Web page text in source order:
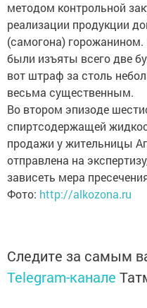
методом контрольной
реализации продукции
(самогона)
были изъяты всего две
вот штраф за столь
весьма существенным.
Во втором эпизоде
спиртсодержащей
продажи у жительницы
отправлена на
зависеть мера
Фото: http://alkozona.ru
Следите за самым
Telegram-канале